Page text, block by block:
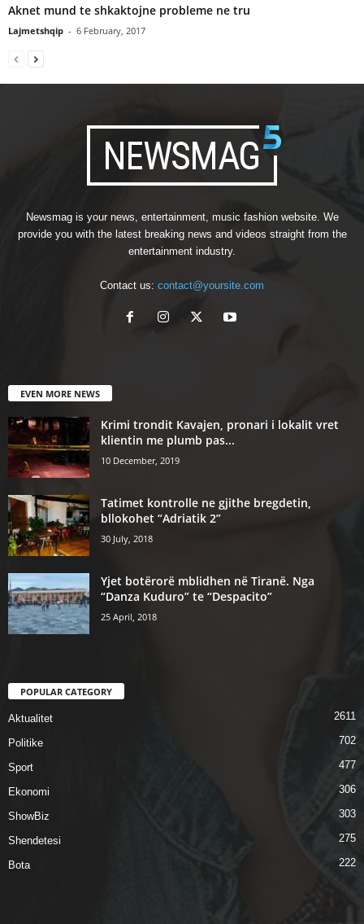
Aknet mund te shkaktojne probleme ne tru
Lajmetshqip - 6 February, 2017
Newsmag is your news, entertainment, music fashion website. We
provide you with the latest breaking news and videos straight from the
entertainment industry.
Contact us: contact@yoursite.com
EVEN MORE NEWS
Krimi trondit Kavajen, pronari i lokalit vret
klientin me plumb pas...
10 December, 2019
Tatimet kontrolle ne gjithe bregdetin,
bllokohet “Adriatik 2”
30 July, 2018
Yjet botërorë mblidhen në Tiranë. Nga
“Danza Kuduro” te “Despacito”
25 April, 2018
POPULAR CATEGORY
Aktualitet 2611
Politike 702
Sport 477
Ekonomi 306
ShowBiz 303
Shendetesi 275
Bota 222